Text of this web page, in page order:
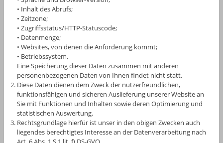
• Inhalt des Abrufs;
• Zeitzone;
• Zugriffsstatus/HTTP-Statuscode;
• Datenmenge;
• Websites, von denen die Anforderung kommt;
• Betriebssystem.
Eine Speicherung dieser Daten zusammen mit anderen
personenbezogenen Daten von Ihnen findet nicht statt.
Diese Daten dienen dem Zweck der nutzerfreundlichen,
funktionsfähigen und sicheren Auslieferung unserer Website an
Sie mit Funktionen und Inhalten sowie deren Optimierung und
statistischen Auswertung.
Rechtsgrundlage hierfür ist unser in den obigen Zwecken auch
liegendes berechtigtes Interesse an der Datenverarbeitung nach